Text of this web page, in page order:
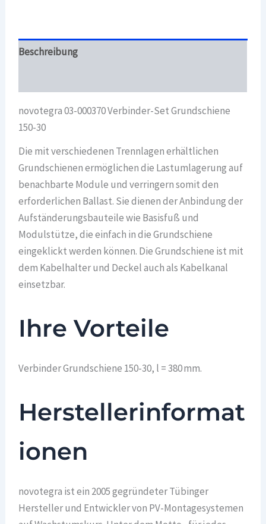
Beschreibung
novotegra 03-000370 Verbinder-Set Grundschiene
150-30
Die mit verschiedenen Trennlagen erhältlichen
Grundschienen ermöglichen die Lastumlagerung auf
benachbarte Module und verringern somit den
erforderlichen Ballast. Sie dienen der Anbindung der
Aufständerungsbauteile wie Basisfuß und
Modulstütze, die einfach in die Grundschiene
eingeklickt werden können. Die Grundschiene ist mit
dem Kabelhalter und Deckel auch als Kabelkanal
einsetzbar.
Ihre Vorteile
Verbinder Grundschiene 150-30, l = 380 mm.
Herstellerinformat
ionen
novotegra ist ein 2005 gegründeter Tübinger
Hersteller und Entwickler von PV-Montagesystemen